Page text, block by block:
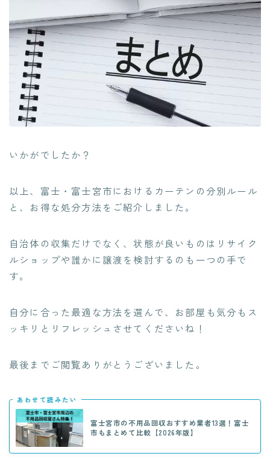
いかがでしたか？
以上、富士・富士宮市におけるカーテンの分別ルール
と、お得な処分方法をご紹介しました。
自治体の収集だけでなく、状態が良いものはリサイク
ルショップや誰かに譲渡を検討するのも一つの手で
す。
自分に合った最適な方法を選んで、お部屋も気分もス
ッキリとリフレッシュさせてくださいね！
最後までご閲覧ありがとうございました。
あわせて読みたい
富士宮市の不用品回収おすすめ業者13選！富士
市もまとめて比較【2026年版】